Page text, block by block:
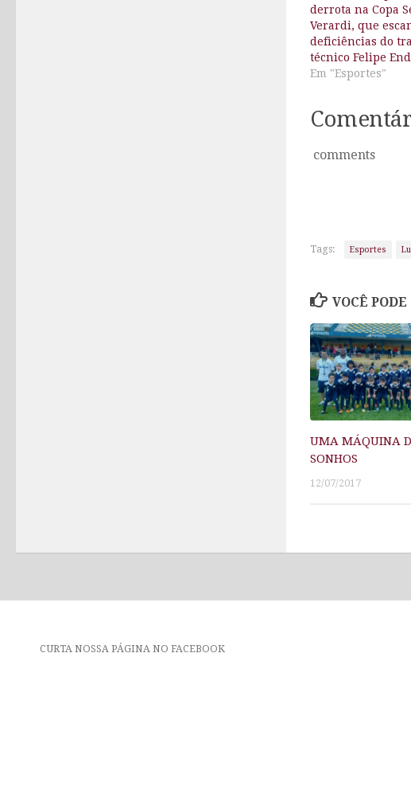
derrota na Copa
Verardi, que
deficiências do
técnico Felipe
Em "Esportes"
comments
Tags: Esportes
VOCÊ
UMA MÁQUINA
SONHOS
12/07/2017
CURTA NOSSA PÁGINA NO FACEBOOK